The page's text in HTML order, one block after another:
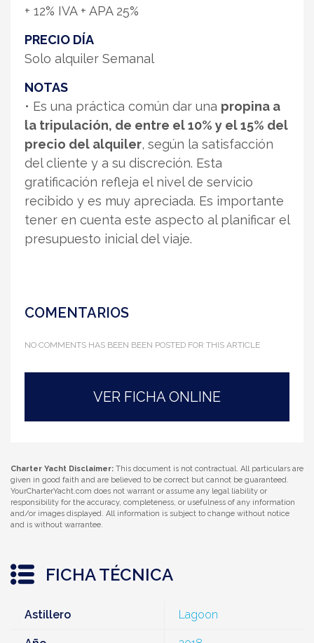
+ 12% IVA + APA 25%
PRECIO DÍA
Solo alquiler Semanal
NOTAS
• Es una práctica común dar una propina a
la tripulación, de entre el 10% y el 15% del
precio del alquiler, según la satisfacción
del cliente y a su discreción. Esta
gratificación refleja el nivel de servicio
recibido y es muy apreciada. Es importante
tener en cuenta este aspecto al planificar el
presupuesto inicial del viaje.
COMENTARIOS
NO COMMENTS HAS BEEN BEEN POSTED FOR THIS ARTICLE
VER FICHA ONLINE
Charter Yacht Disclaimer: This document is not contractual. All particulars are
given in good faith and are believed to be correct but cannot be guaranteed.
YourCharterYacht.com does not warrant or assume any legal liability or
responsibility for the accuracy, completeness, or usefulness of any information
and/or images displayed. All information is subject to change without notice
and is without warrantee.
FICHA TÉCNICA
Astillero Lagoon